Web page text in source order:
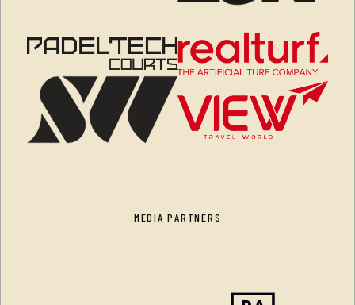
MEDIA PARTNERS